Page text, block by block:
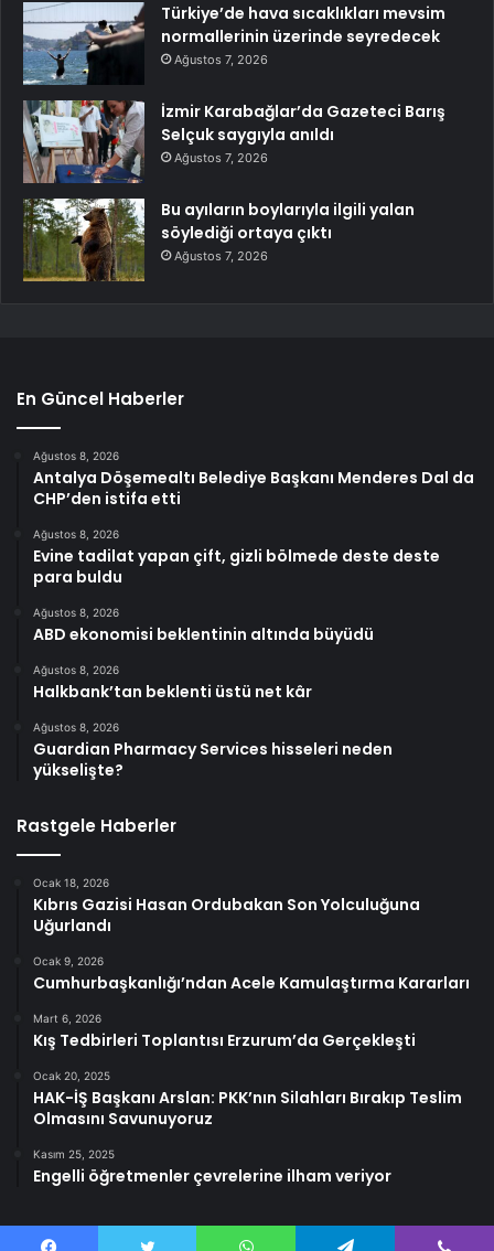
Türkiye’de hava sıcaklıkları mevsim
normallerinin üzerinde seyredecek
Ağustos 7, 2026
İzmir Karabağlar’da Gazeteci Barış
Selçuk saygıyla anıldı
Ağustos 7, 2026
Bu ayıların boylarıyla ilgili yalan
söylediği ortaya çıktı
Ağustos 7, 2026
En Güncel Haberler
Ağustos 8, 2026
Antalya Döşemealtı Belediye Başkanı Menderes Dal da
CHP’den istifa etti
Ağustos 8, 2026
Evine tadilat yapan çift, gizli bölmede deste deste
para buldu
Ağustos 8, 2026
ABD ekonomisi beklentinin altında büyüdü
Ağustos 8, 2026
Halkbank’tan beklenti üstü net kâr
Ağustos 8, 2026
Guardian Pharmacy Services hisseleri neden
yükselişte?
Rastgele Haberler
Ocak 18, 2026
Kıbrıs Gazisi Hasan Ordubakan Son Yolculuğuna
Uğurlandı
Ocak 9, 2026
Cumhurbaşkanlığı’ndan Acele Kamulaştırma Kararları
Mart 6, 2026
Kış Tedbirleri Toplantısı Erzurum’da Gerçekleşti
Ocak 20, 2025
HAK-İŞ Başkanı Arslan: PKK’nın Silahları Bırakıp Teslim
Olmasını Savunuyoruz
Kasım 25, 2025
Engelli öğretmenler çevrelerine ilham veriyor